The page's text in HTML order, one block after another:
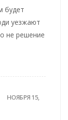
будет
уезжают
не решение
НОЯБРЯ 15,